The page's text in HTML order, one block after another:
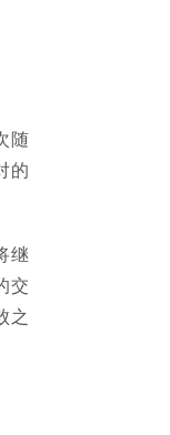
随
的
继
交
之